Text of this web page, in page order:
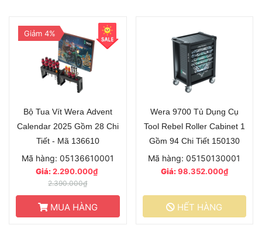
Giảm 4%
Bộ Tua Vít Wera Advent
Calendar 2025 Gồm 28 Chi
Tiết - Mã 136610
Mã hàng: 05136610001
Giá:2.290.000₫
2.390.000₫
MUA HÀNG
Wera 9700 Tủ Dụng Cụ
Tool Rebel Roller Cabinet 1
Gồm 94 Chi Tiết 150130
Mã hàng: 05150130001
Giá:98.352.000₫
HẾT HÀNG